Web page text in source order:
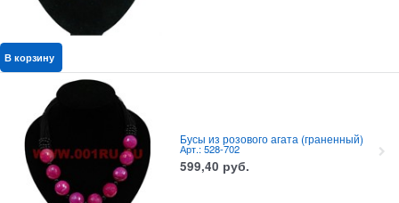
В корзину
Бусы из розового агата (граненный)
Арт.: 528-702
599,40 руб.